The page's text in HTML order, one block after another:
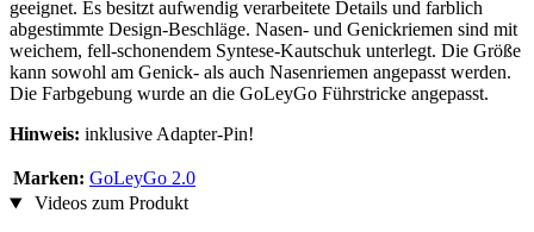
geeignet. Es besitzt aufwendig verarbeitete Details und farblich
abgestimmte Design-Beschläge. Nasen- und Genickriemen sind mit
weichem, fell-schonendem Syntese-Kautschuk unterlegt. Die Größe
kann sowohl am Genick- als auch Nasenriemen angepasst werden.
Die Farbgebung wurde an die GoLeyGo Führstricke angepasst.
Hinweis: inklusive Adapter-Pin!
Marken: GoLeyGo 2.0
Videos zum Produkt